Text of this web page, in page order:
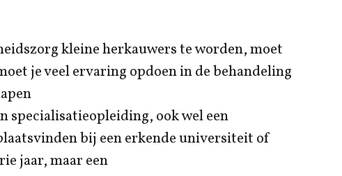
kleine herkauwers te worden, moet
je veel ervaring opdoen in de behandeling
specialisatieopleiding, ook wel een
bij een erkende universiteit of
jaar, maar een